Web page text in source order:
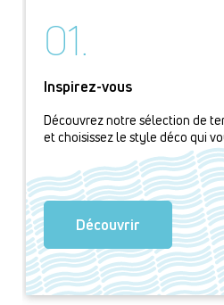
01.
Inspirez-vous
Découvrez notre sélection de
et choisissez le style déco qui
Découvrir